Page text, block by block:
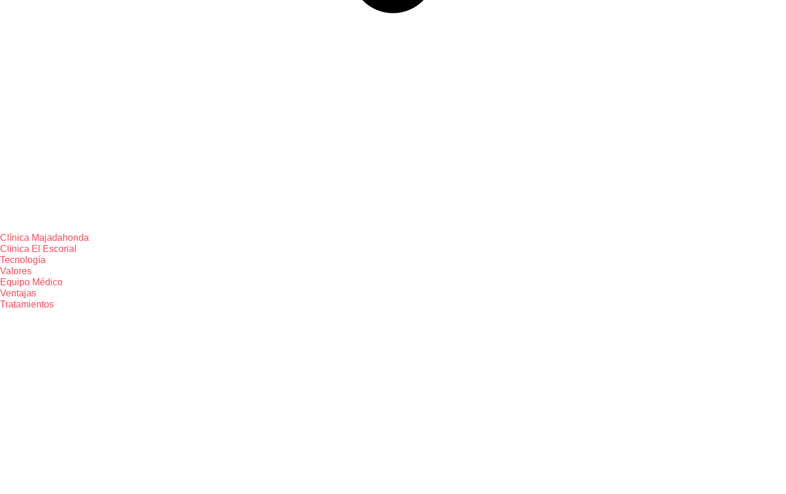
Clínica Majadahonda
Clinica El Escorial
Tecnología
Valores
Equipo Médico
Ventajas
Tratamientos